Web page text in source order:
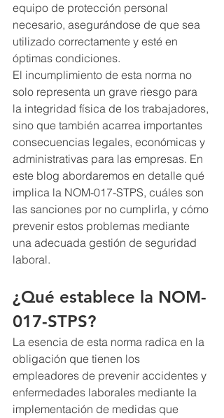
equipo de protección personal
necesario, asegurándose de que sea
utilizado correctamente y esté en
óptimas condiciones.
El incumplimiento de esta norma no
solo representa un grave riesgo para
la integridad física de los trabajadores,
sino que también acarrea importantes
consecuencias legales, económicas y
administrativas para las empresas. En
este blog abordaremos en detalle qué
implica la NOM-017-STPS, cuáles son
las sanciones por no cumplirla, y cómo
prevenir estos problemas mediante
una adecuada gestión de seguridad
laboral.
¿Qué establece la NOM-
017-STPS?
La esencia de esta norma radica en la
obligación que tienen los
empleadores de prevenir accidentes y
enfermedades laborales mediante la
implementación de medidas que